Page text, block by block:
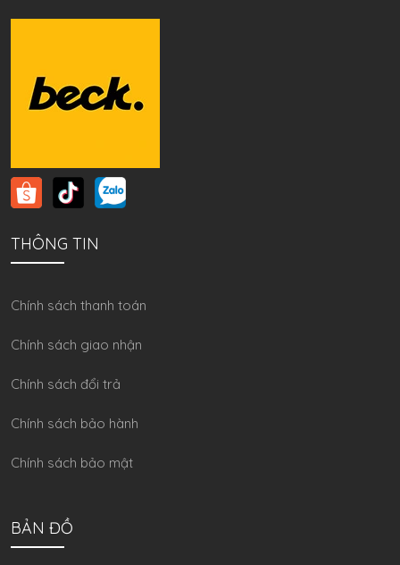
THÔNG TIN
Chính sách thanh toán
Chính sách giao nhận
Chính sách đổi trả
Chính sách bảo hành
Chính sách bảo mật
BẢN ĐỒ